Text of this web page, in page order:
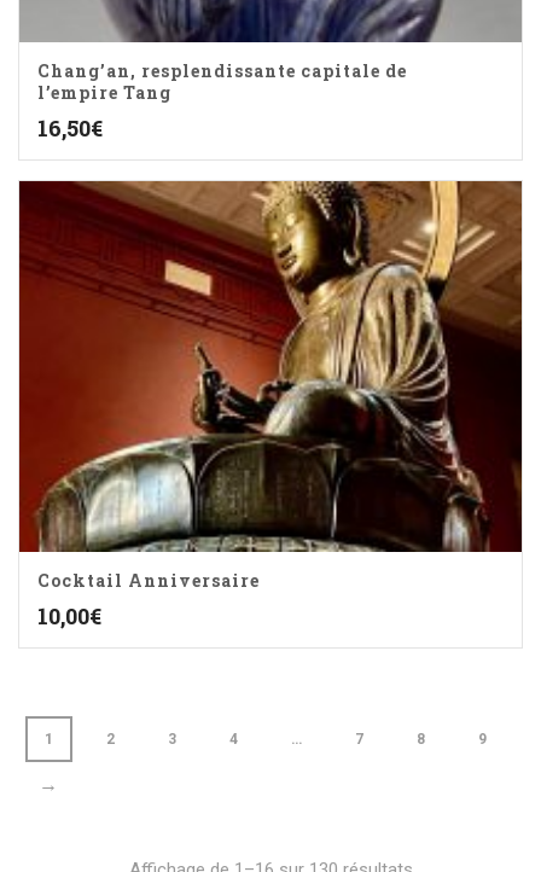
Chang’an, resplendissante capitale de
l’empire Tang
16,50€
Cocktail Anniversaire
10,00€
1 2 3 4 … 7 8 9
→